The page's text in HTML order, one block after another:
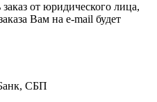
от юридического лица,
Вам на e-mail будет
СБП